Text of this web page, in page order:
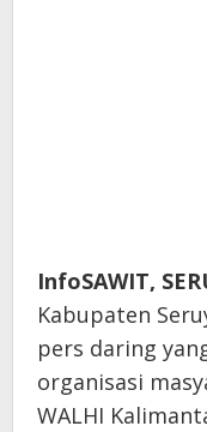
InfoSAWIT,
Kabupaten
pers daring
organisasi
WALHI